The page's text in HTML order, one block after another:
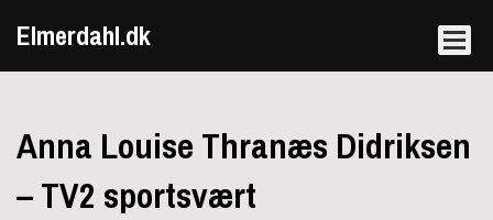
Elmerdahl.dk
Anna Louise Thranæs Didriksen
– TV2 sportsvært